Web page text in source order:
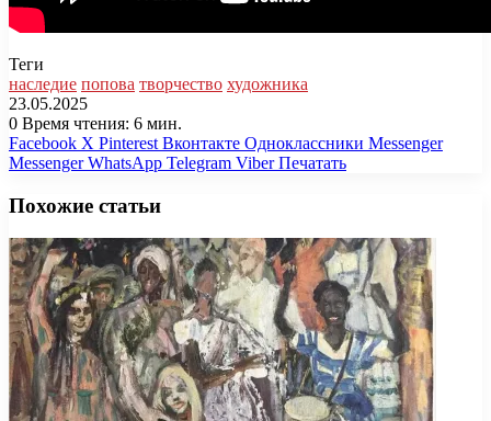
Теги
наследие попова творчество художника
23.05.2025
0 Время чтения: 6 мин.
Facebook X Pinterest Вконтакте Одноклассники Messenger
Messenger WhatsApp Telegram Viber Печатать
Похожие статьи